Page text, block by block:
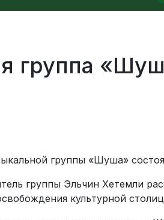
группа
группы «Шуша»
группы Эльчин Хетемли
культурной